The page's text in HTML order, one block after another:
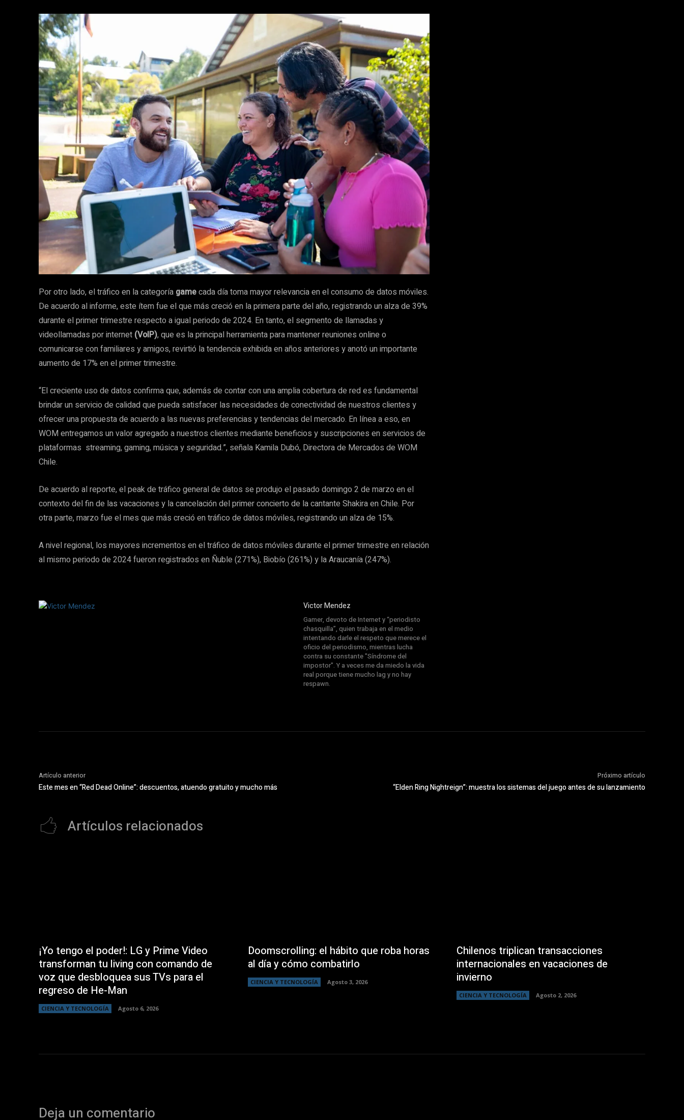
Por otro lado, el tráfico en la categoría gamecada día toma mayor relevancia en el consumo de datos móviles.
De acuerdo al informe, este ítem fue el que más creció en la primera parte del año, registrando un alza de 39%
durante el primer trimestre respecto a igual periodo de 2024. En tanto, el segmento de llamadas y
videollamadas por internet (VoIP), que es la principal herramienta para mantener reuniones online o
comunicarse con familiares y amigos, revirtió la tendencia exhibida en años anteriores y anotó un importante
aumento de 17% en el primer trimestre.
“El creciente uso de datos confirma que, además de contar con una amplia cobertura de red es fundamental
brindar un servicio de calidad que pueda satisfacer las necesidades de conectividad de nuestros clientes y
ofrecer una propuesta de acuerdo a las nuevas preferencias y tendencias del mercado. En línea a eso, en
WOM entregamos un valor agregado a nuestros clientes mediante beneficios y suscripciones en servicios de
plataformas streaming, gaming, música y seguridad.”, señala Kamila Dubó, Directora de Mercados de WOM
Chile.
De acuerdo al reporte, el peak de tráfico general de datos se produjo el pasado domingo 2 de marzo en el
contexto del fin de las vacaciones y la cancelación del primer concierto de la cantante Shakira en Chile. Por
otra parte, marzo fue el mes que más creció en tráfico de datos móviles, registrando un alza de 15%.
A nivel regional, los mayores incrementos en el tráfico de datos móviles durante el primer trimestre en relación
al mismo periodo de 2024 fueron registrados en Ñuble (271%), Biobío (261%) y la Araucanía (247%).
Victor Mendez
Gamer, devoto de Internet y “periodisto
chasquilla”, quien trabaja en el medio
intentando darle el respeto que merece el
oficio del periodismo, mientras lucha
contra su constante "Síndrome del
impostor". Y a veces me da miedo la vida
real porque tiene mucho lag y no hay
respawn.
Artículo anterior
Este mes en “Red Dead Online”: descuentos, atuendo gratuito y mucho más
Próximo artículo
“Elden Ring Nightreign”: muestra los sistemas del juego antes de su lanzamiento
Artículos relacionados
¡Yo tengo el poder!: LG y Prime Video
transforman tu living con comando de
voz que desbloquea sus TVs para el
regreso de He-Man
CIENCIA Y TECNOLOGÍA Agosto 6, 2026
Doomscrolling: el hábito que roba horas
al día y cómo combatirlo
CIENCIA Y TECNOLOGÍA Agosto 3, 2026
Chilenos triplican transacciones
internacionales en vacaciones de
invierno
CIENCIA Y TECNOLOGÍA Agosto 2, 2026
Deja un comentario